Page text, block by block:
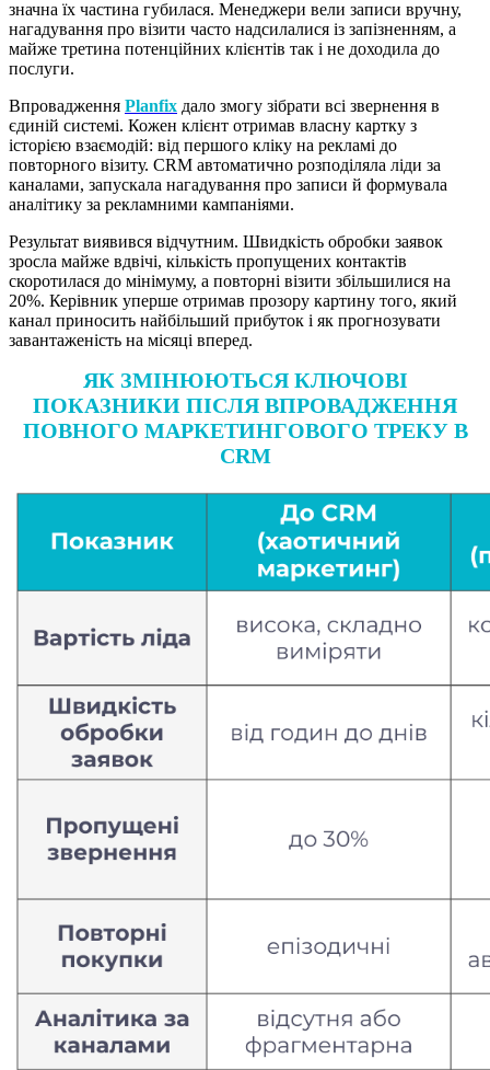
значна їх частина губилася. Менеджери вели записи вручну,
нагадування про візити часто надсилалися із запізненням, а
майже третина потенційних клієнтів так і не доходила до
послуги.
Впровадження Planfix дало змогу зібрати всі звернення в
єдиній системі. Кожен клієнт отримав власну картку з
історією взаємодій: від першого кліку на рекламі до
повторного візиту. CRM автоматично розподіляла ліди за
каналами, запускала нагадування про записи й формувала
аналітику за рекламними кампаніями.
Результат виявився відчутним. Швидкість обробки заявок
зросла майже вдвічі, кількість пропущених контактів
скоротилася до мінімуму, а повторні візити збільшилися на
20%. Керівник уперше отримав прозору картину того, який
канал приносить найбільший прибуток і як прогнозувати
завантаженість на місяці вперед.
ЯК ЗМІНЮЮТЬСЯ КЛЮЧОВІ
ПОКАЗНИКИ ПІСЛЯ ВПРОВАДЖЕННЯ
ПОВНОГО МАРКЕТИНГОВОГО ТРЕКУ В
CRM